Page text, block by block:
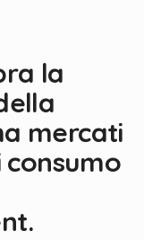
la
mercati